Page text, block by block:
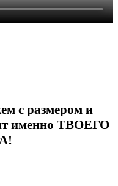
с размером и
именно ТВОЕГО